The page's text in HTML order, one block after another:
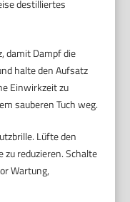
destilliertes
damit Dampf die
halte den Aufsatz
Einwirkzeit zu
sauberen Tuch weg.
Lüfte den
zu reduzieren. Schalte
Wartung,